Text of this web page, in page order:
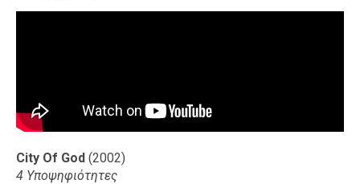
City Of God (2002)
4 Υποψηφιότητες